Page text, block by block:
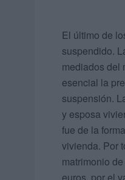
El último de
suspendido.
mediados del
esencial la
suspensión.
y esposa
fue de la
vivienda. Por
matrimonio